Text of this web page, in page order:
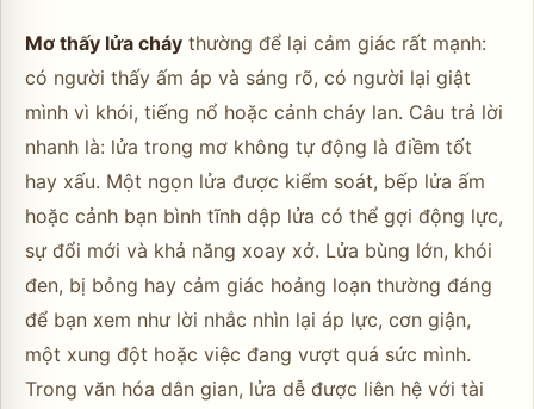
Mơ thấy lửa cháy thường để lại cảm giác rất mạnh:
có người thấy ấm áp và sáng rõ, có người lại giật
mình vì khói, tiếng nổ hoặc cảnh cháy lan. Câu trả lời
nhanh là: lửa trong mơ không tự động là điềm tốt
hay xấu. Một ngọn lửa được kiểm soát, bếp lửa ấm
hoặc cảnh bạn bình tĩnh dập lửa có thể gợi động lực,
sự đổi mới và khả năng xoay xở. Lửa bùng lớn, khói
đen, bị bỏng hay cảm giác hoảng loạn thường đáng
để bạn xem như lời nhắc nhìn lại áp lực, cơn giận,
một xung đột hoặc việc đang vượt quá sức mình.
Trong văn hóa dân gian, lửa dễ được liên hệ với tài